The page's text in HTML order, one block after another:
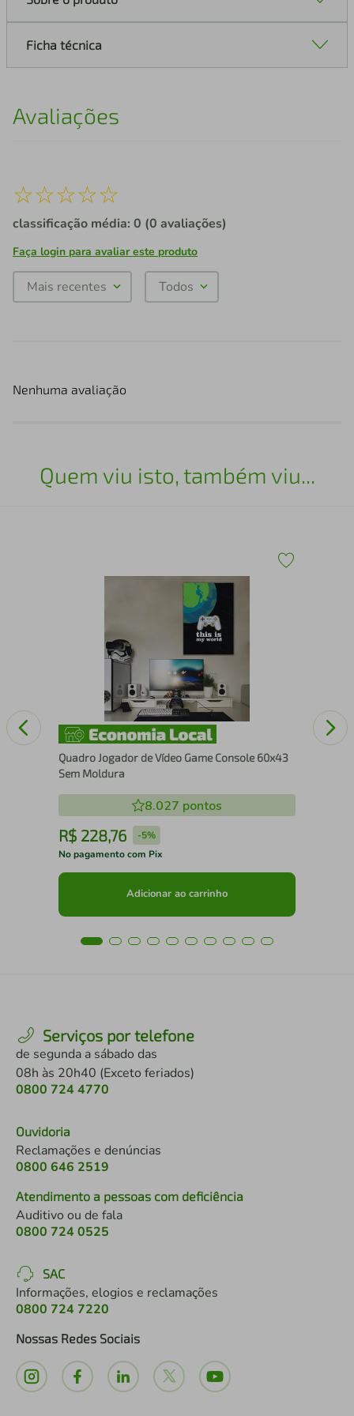
Ficha técnica
Avaliações
☆☆☆☆☆
classificação média: 0 (0 avaliações)
Faça login para avaliar este produto
Mais recentes Todos
Nenhuma avaliação
Quem viu isto, também viu...
Quadro Jogador de Vídeo Game Console 60x43
Sem Moldura
8.027 pontos
R$ 228,76 -5%
No pagamento com Pix
Adicionar ao carrinho
Serviços por telefone
de segunda a sábado das
08h às 20h40 (Exceto feriados)
0800 724 4770
Ouvidoria
Reclamações e denúncias
0800 646 2519
Atendimento a pessoas com deficiência
Auditivo ou de fala
0800 724 0525
SAC
Informações, elogios e reclamações
0800 724 7220
Nossas Redes Sociais